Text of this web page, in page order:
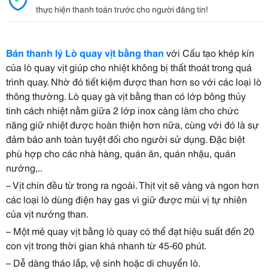
thực hiện thanh toán trước cho người đăng tin!
Bán thanh lý Lò quay vịt bằng than với Cấu tạo khép kín
của lò quay vịt giúp cho nhiệt không bị thất thoát trong quá
trình quay. Nhờ đó tiết kiệm được than hơn so với các loại lò
thông thường. Lò quay gà vịt bằng than có lớp bông thủy
tinh cách nhiệt nằm giữa 2 lớp inox càng làm cho chức
năng giữ nhiệt được hoàn thiện hơn nữa, cùng với đó là sự
đảm bảo anh toàn tuyệt đối cho người sử dụng. Đặc biệt
phù hợp cho các nhà hàng, quán ăn, quán nhậu, quán
nướng,..
– Vịt chín đều từ trong ra ngoài. Thịt vịt sẽ vàng và ngon hơn
các loại lò dùng điện hay gas vì giữ được mùi vị tự nhiên
của vịt nướng than.
– Một mẻ quay vịt bằng lò quay có thể đạt hiệu suất đến 20
con vịt trong thời gian khá nhanh từ 45-60 phút.
– Dễ dàng tháo lắp, vệ sinh hoặc di chuyển lò.